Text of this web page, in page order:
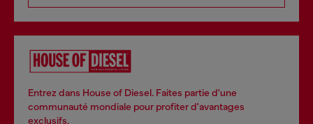
Entrez dans House of Diesel. Faites partie d'une
communauté mondiale pour profiter d'avantages
exclusifs.